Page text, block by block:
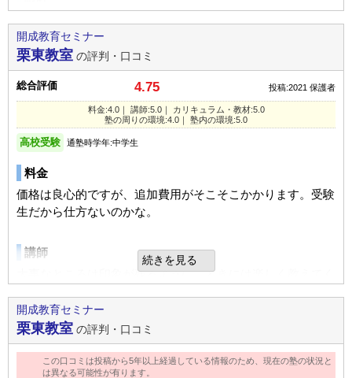
て勉強のやり方がわかったと今のところは言っているのでよ
かったのかなと思う
カリキュラム
わからなかったら、残ってじっくりと教えてくれる環境があ
ったり、テスト前には自習室を設けてくれて勉強ができる環
境にあるところがいい。
塾の周りの環境
駅前だが、結局通うのは家から自転車なので交通の便という
近なので雨の日の送迎だと車が多くちょっと止めにくかった
り、駐車場の台数がすくなかったりすると送迎しにくいと思
った。
塾内の環境
静かな方で建屋も広く、１階と２階にわかれているのでまだ
今のところはやりやすいと言っている。
開成教育セミナー
栗東教室 の評判・口コミ
総合評価 4.75 投稿:2021 保護者
料金:4.0｜ 講師:5.0｜ カリキュラム・教材:5.0
塾の周りの環境:4.0｜ 塾内の環境:5.0
高校受験 通塾時学年:中学生
料金
価格は良心的ですが、追加費用がそこそこかかります。受験
生だから仕方ないのかな。
講師
大事なところは印象が残るように、ときには楽しく教えてく
カリキュラム
まわりの塾に通っている人たちに話を聞くと、開成は良心的
だなと思いました。
続きを見る
開成教育セミナー
栗東教室 の評判・口コミ
この口コミは投稿から5年以上経過している情報のため、現在の塾の状況と
は異なる可能性が有ります。